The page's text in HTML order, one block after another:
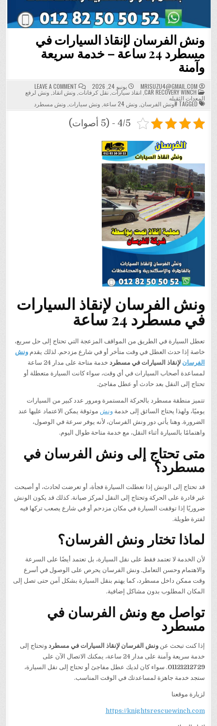
ونش الفرسان لإنقاذ السيارات في
مسطرد 24 ساعة – خدمة سريعة
وآمنة
MRISUZU4@GMAIL.COM يونيو 24, 2026 LEAVE A COMMENT
ON
ونش
الفرسان
السيارات
POSTED
IN
CAR RECOVERY WINCH
,انقاذ سيارات ,نقل كرفانات ونش انقاذ ونش لرفع
المعدات الثقيله
#ونش الفرسان ونش 24 ساعة ونش سيارات ونش مسطرد
4/5 - (5 أصوات)
ونش الفرسان لإنقاذ السيارات
في مسطرد 24 ساعة
تعطل السيارة في الطريق من المواقف المزعجة التي تحتاج إلى حل سريع،
خاصة إذا حدث العطل في وقت متأخر أو في شارع مزدحم. لذلك يقدمونش
الفرسان لإنقاذ السيارات في مسطرد
خدمة متاحة على مدار 24 ساعة
لمساعدة أصحاب السيارات في أي وقت، سواء كانت السيارة متعطلة أو
تحتاج إلى النقل بعد حادث أو عطل مفاجئ.
تتميز منطقة مسطرد بالحركة المستمرة ومرور عدد كبير من السيارات
يوميًا، ولهذا يحتاج السائق إلى خدمةونش موثوقة يمكن الاعتماد عليها عند
الضرورة. وهنا يأتي دور ونش الفرسان، لأنه يوفر سرعة في الوصول،
واهتمامًا بالسيارة أثناء النقل، مع خدمة متاحة طوال اليوم.
متى تحتاج إلى ونش الفرسان في
مسطرد؟
قد تحتاج إلى الونش إذا تعطلت السيارة فجأة، أو تعرضت لحادث، أو أصبحت
غير قادرة على الحركة وتحتاج إلى النقل لمركز صيانة. كذلك قد يكون الونش
ضروريًا إذا توقفت السيارة في مكان مزدحم أو في شارع يصعب تركها فيه
لفترة طويلة.
لماذا تختار ونش الفرسان؟
لأن الخدمة لا تعتمد فقط على نقل السيارة، بل تعتمد أيضًا على السرعة
والاهتمام وحسن التعامل. ونش الفرسان يحرص على الوصول في أسرع
وقت ممكن داخل مسطرد، كما يهتم بنقل السيارة بشكل آمن حتى تصل إلى
المكان المطلوب بدون مشاكل إضافية.
تواصل مع ونش الفرسان في
مسطرد
إذا كنت تبحث عنونش الفرسان لإنقاذ السيارات في مسطرد وتحتاج إلى
خدمة سريعة وآمنة على مدار 24 ساعة، يمكنك الاتصال الآن على
01121212729. سواء كان لديك عطل مفاجئ أو تحتاج إلى نقل السيارة،
ستجد خدمة جاهزة لمساعدتك في الوقت المناسب.
لزيارة موقعنا
https://knightsrescuewinch.com